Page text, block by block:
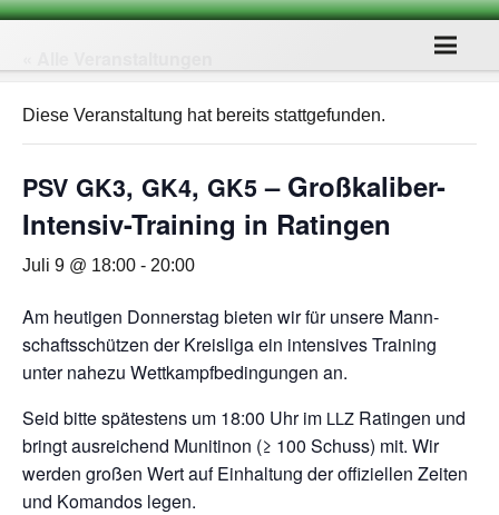
Diese Veranstaltung hat bereits stattgefunden.
PSV GK3, GK4, GK5– Groß­ka­li­ber-
Inten­siv-Trai­ning in Ratingen
Juli 9 @ 18:00 - 20:00
Am heu­ti­gen Don­ners­tag bie­ten wir für unsere Mann­
schafts­schüt­zen der Kreis­liga ein inten­si­ves Trai­ning
unter nahezu Wett­kampf­be­din­gun­gen an.
Seid bitte spä­tes­tens um 18:00 Uhr im LLZ Ratin­gen und
bringt aus­rei­chend Muni­tinon (≥ 100 Schuss) mit. Wir
wer­den gro­ßen Wert auf Ein­hal­tung der offi­zi­el­len Zei­ten
und Koman­dos legen.